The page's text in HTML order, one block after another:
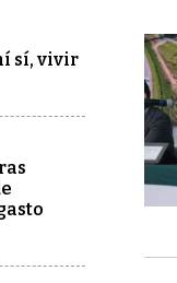
sí, vivir